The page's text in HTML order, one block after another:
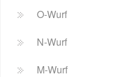
O-Wurf
N-Wurf
M-Wurf